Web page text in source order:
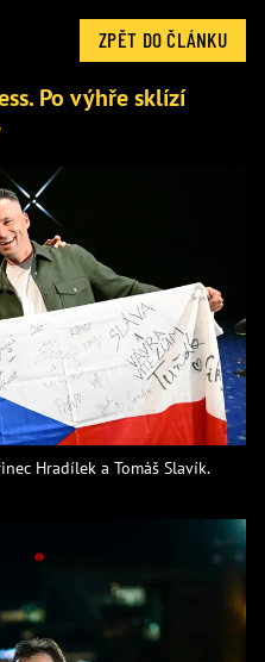
ZPĚT DO ČLÁNKU
Po výhře sklízí
Hradílek a Tomáš Slavík.